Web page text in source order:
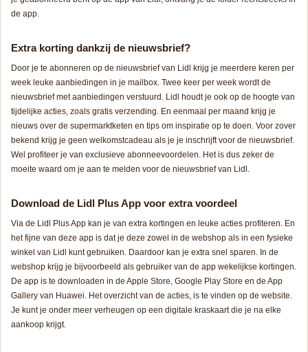
de app.
Extra korting dankzij de nieuwsbrief?
Door je te abonneren op de nieuwsbrief van Lidl krijg je meerdere keren per
week leuke aanbiedingen in je mailbox. Twee keer per week wordt de
nieuwsbrief met aanbiedingen verstuurd. Lidl houdt je ook op de hoogte van
tijdelijke acties, zoals gratis verzending. En eenmaal per maand krijg je
nieuws over de supermarktketen en tips om inspiratie op te doen. Voor zover
bekend krijg je geen welkomstcadeau als je je inschrijft voor de nieuwsbrief.
Wel profiteer je van exclusieve abonneevoordelen. Het is dus zeker de
moeite waard om je aan te melden voor de nieuwsbrief van Lidl.
Download de Lidl Plus App voor extra voordeel
Via de Lidl Plus App kan je van extra kortingen en leuke acties profiteren. En
het fijne van deze app is dat je deze zowel in de webshop als in een fysieke
winkel van Lidl kunt gebruiken. Daardoor kan je extra snel sparen. In de
webshop krijg je bijvoorbeeld als gebruiker van de app wekelijkse kortingen.
De app is te downloaden in de Apple Store, Google Play Store en de App
Gallery van Huawei. Het overzicht van de acties, is te vinden op de website.
Je kunt je onder meer verheugen op een digitale kraskaart die je na elke
aankoop krijgt.